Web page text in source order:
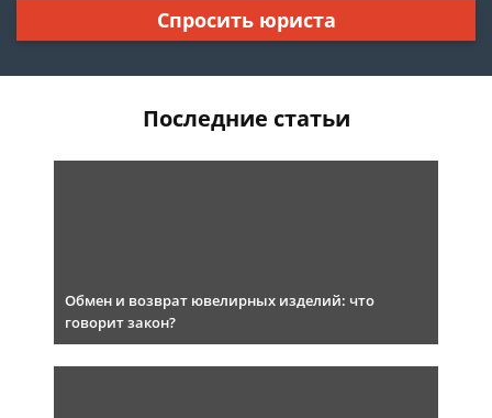
Спросить юриста
Последние статьи
Обмен и возврат ювелирных изделий: что
говорит закон?